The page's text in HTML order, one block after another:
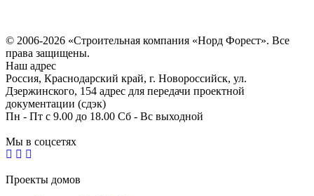
© 2006-2026 «Строительная компания «Норд Форест». Все
права защищены.
Наш адрес
Россия, Краснодарский край, г. Новороссийск, ул.
Дзержинского, 154 адрес для передачи проектной
документации (сдэк)
Пн - Пт с 9.00 до 18.00 Сб - Вс выходной
Мы в соцсетях
Проекты домов